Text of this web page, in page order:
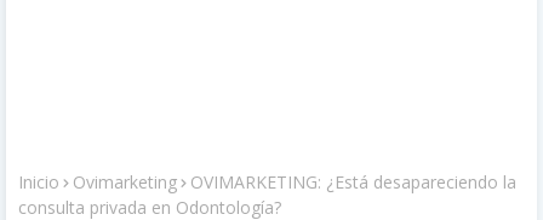
Inicio Ovimarketing
OVIMARKETING: ¿Está desapareciendo la
consulta privada en Odontología?